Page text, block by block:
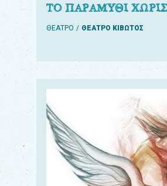
ΤΟ ΠΑΡΑΜΥΘΙ
ΘΕΑΤΡΟ ΘΕΑΤΡΟ ΚΙΒΩΤΟΣ